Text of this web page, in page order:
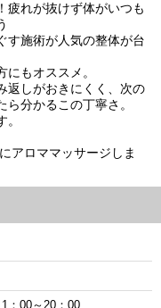
疲れが抜けず体がいつも
す施術が人気の整体が台
もオススメ。
返しがおきにくく、次の
分かるこの丁寧さ。
アロママッサージしま
：00～20：00